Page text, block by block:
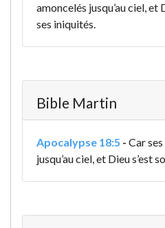
amoncelés jusqu’au ciel, et
ses iniquités.
Bible Martin
Apocalypse 18:5 - Car
jusqu’au ciel, et Dieu s’est